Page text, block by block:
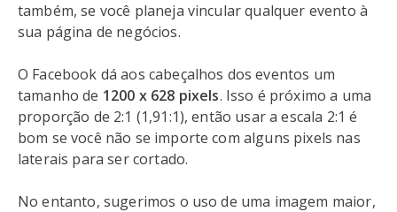
também, se você planeja vincular qualquer evento à
sua página de negócios.
O Facebook dá aos cabeçalhos dos eventos um
tamanho de 1200 x 628 pixels. Isso é próximo a uma
proporção de 2:1 (1,91:1), então usar a escala 2:1 é
bom se você não se importe com alguns pixels nas
laterais para ser cortado.
No entanto, sugerimos o uso de uma imagem maior,